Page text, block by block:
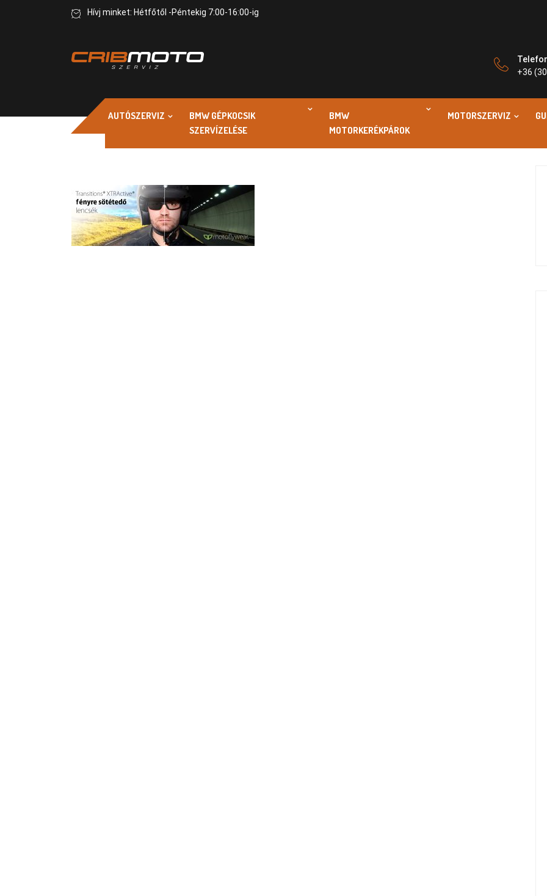
Hívj minket: Hétfőtől -Péntekig 7:00-16:00-ig
+36
AUTÓSZERVIZ
BMW GÉPKOCSIK
SZERVÍZELÉSE
BMW
MOTORKERÉKPÁROK
MOTORSZERVIZ